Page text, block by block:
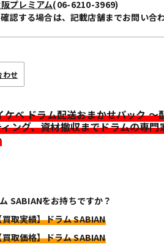
プレミアム(06-6210-3969)
認する場合は、記載店舗までお問い合わ
わせ
ケベ ドラム配送おまかせパック ～
ング、資材撤収までドラムの専門
SABIANをお持ちですか？
取実績】ドラム SABIAN
取価格】ドラム SABIAN